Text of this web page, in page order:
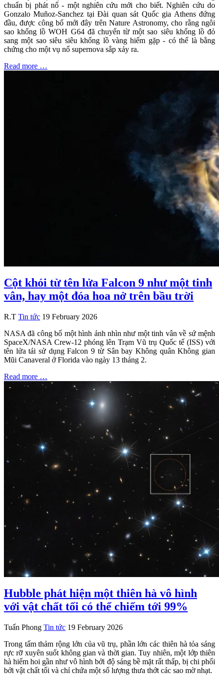
chuẩn bị phát nổ - một nghiên cứu mới cho biết. Nghiên cứu do
Gonzalo Muñoz-Sanchez tại Đài quan sát Quốc gia Athens đứng
đầu, được công bố mới đây trên Nature Astronomy, cho rằng ngôi
sao khổng lồ WOH G64 đã chuyển từ một sao siêu khổng lồ đỏ
sang một sao siêu siêu khổng lồ vàng hiếm gặp - có thể là bằng
chứng cho một vụ nổ supernova sắp xảy ra.
Read more …
Cột khói từ tên lửa Falcon 9 như một tinh
vân, hay một đóa hoa nở trên bầu trời
R.T Tin tức 19 February 2026
NASA đã công bố một hình ảnh nhìn như một tinh vân về sứ mệnh
SpaceX/NASA Crew-12 phóng lên Trạm Vũ trụ Quốc tế (ISS) với
tên lửa tái sử dụng Falcon 9 từ Sân bay Không quân Không gian
Mũi Canaveral ở Florida vào ngày 13 tháng 2.
Read more …
Hubble phát hiện một thiên hà vô hình
với vật chất tối có thể chiếm tới 99%
Tuấn Phong Tin tức 19 February 2026
Trong tấm thảm rộng lớn của vũ trụ, phần lớn các thiên hà tỏa sáng
rực rỡ xuyên suốt không gian và thời gian. Tuy nhiên, một lớp thiên
hà hiếm hoi gần như vô hình bởi độ sáng bề mặt rất thấp, bị chi phối
bởi vật chất tối và chỉ chứa một số lượng thưa thớt các sao mờ nhạt.